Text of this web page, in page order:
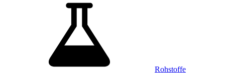
Rohstoffe